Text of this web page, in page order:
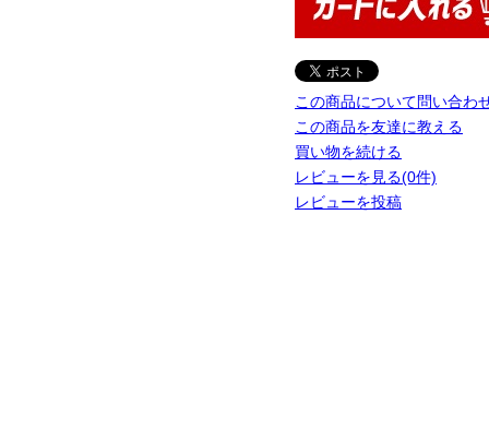
この商品について問い合わ
この商品を友達に教える
買い物を続ける
レビューを見る(0件)
レビューを投稿